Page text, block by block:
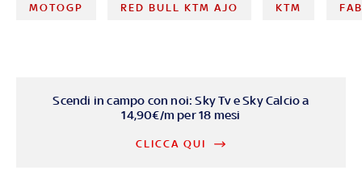
MOTOGP RED BULL KTM AJO KTM
Scendi in campo con noi: Sky Tv e Sky Calcio a
14,90€/m per 18 mesi
CLICCA QUI